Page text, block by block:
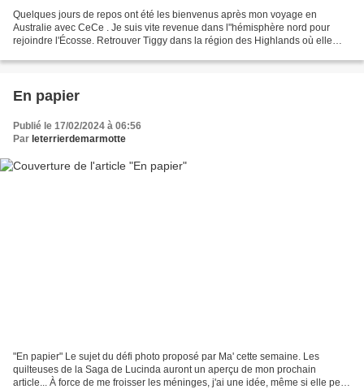
Quelques jours de repos ont été les bienvenus après mon voyage en
Australie avec CeCe . Je suis vite revenue dans l"hémisphère nord pour
rejoindre l'Écosse. Retrouver Tiggy dans la région des Highlands où elle
En papier
Publié le 17/02/2024 à 06:56
Par leterrierdemarmotte
"En papier" Le sujet du défi photo proposé par Ma' cette semaine. Les
quilteuses de la Saga de Lucinda auront un aperçu de mon prochain
article... À force de me froisser les méninges, j'ai une idée, même si elle peut